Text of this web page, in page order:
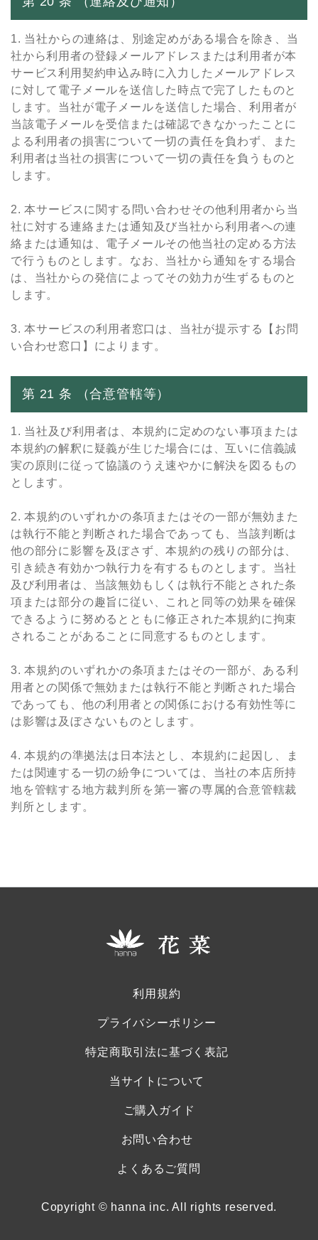
1. 当社からの連絡は、別途定めがある場合を除き、当
社から利⽤者の登録メールアドレスまたは利⽤者が本
サービス利⽤契約申込み時に⼊⼒したメールアドレス
に対して電⼦メールを送信した時点で完了したものと
します。当社が電⼦メールを送信した場合、利⽤者が
当該電⼦メールを受信または確認できなかったことに
よる利⽤者の損害について⼀切の責任を負わず、また
利⽤者は当社の損害について⼀切の責任を負うものと
します。
2. 本サービスに関する問い合わせその他利⽤者から当
社に対する連絡または通知及び当社から利⽤者への連
絡または通知は、電⼦メールその他当社の定める⽅法
で⾏うものとします。なお、当社から通知をする場合
は、当社からの発信によってその効⼒が⽣ずるものと
します。
3. 本サービスの利⽤者窓⼝は、当社が提⽰する【お問
い合わせ窓口】によります。
第 21 条 （合意管轄等）
1. 当社及び利⽤者は、本規約に定めのない事項または
本規約の解釈に疑義が⽣じた場合には、互いに信義誠
実の原則に従って協議のうえ速やかに解決を図るもの
とします。
2. 本規約のいずれかの条項またはその⼀部が無効また
は執⾏不能と判断された場合であっても、当該判断は
他の部分に影響を及ぼさず、本規約の残りの部分は、
引き続き有効かつ執⾏⼒を有するものとします。当社
及び利⽤者は、当該無効もしくは執⾏不能とされた条
項または部分の趣旨に従い、これと同等の効果を確保
できるように努めるとともに修正された本規約に拘束
されることがあることに同意するものとします。
3. 本規約のいずれかの条項またはその⼀部が、ある利
⽤者との関係で無効または執⾏不能と判断された場合
であっても、他の利⽤者との関係における有効性等に
は影響は及ぼさないものとします。
4. 本規約の準拠法は⽇本法とし、本規約に起因し、ま
たは関連する⼀切の紛争については、当社の本店所持
地を管轄する地⽅裁判所を第⼀審の専属的合意管轄裁
判所とします。
利用規約
プライバシーポリシー
特定商取引法に基づく表記
当サイトについて
ご購入ガイド
お問い合わせ
よくあるご質問
Copyright © hanna inc. All rights reserved.